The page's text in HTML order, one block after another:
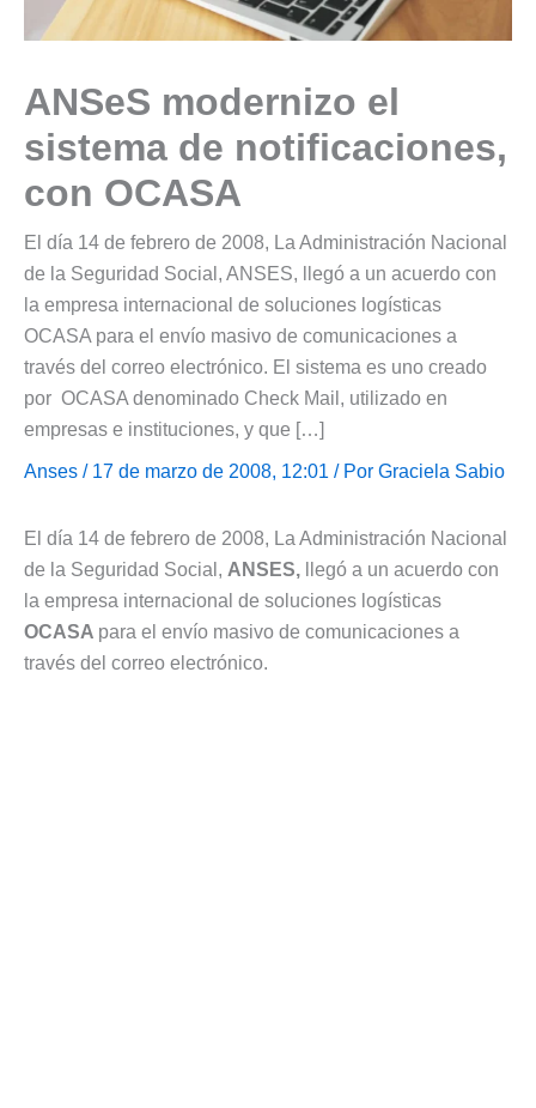
ANSeS modernizo el
sistema de notificaciones,
con OCASA
El día 14 de febrero de 2008, La Administración Nacional
de la Seguridad Social, ANSES, llegó a un acuerdo con
la empresa internacional de soluciones logísticas
OCASA para el envío masivo de comunicaciones a
través del correo electrónico. El sistema es uno creado
por OCASA denominado Check Mail, utilizado en
empresas e instituciones, y que […]
Anses / 17 de marzo de 2008, 12:01 / Por Graciela Sabio
El día 14 de febrero de 2008, La Administración Nacional
de la Seguridad Social, ANSES, llegó a un acuerdo con
la empresa internacional de soluciones logísticas
OCASA para el envío masivo de comunicaciones a
través del correo electrónico.